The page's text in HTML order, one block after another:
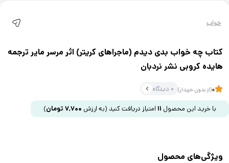
خواب
کتاب چه خواب بدی دیدم (ماجراهای کریتر) اثر مرسر مایر ترجمه
هایده کروبی نشر نردبان
0(از بدون خریدار) 0 دیدگاه
با خرید این محصول 11 امتیاز دریافت کنید (به ارزش 7,700 تومان)
ویژگی‌های محصول